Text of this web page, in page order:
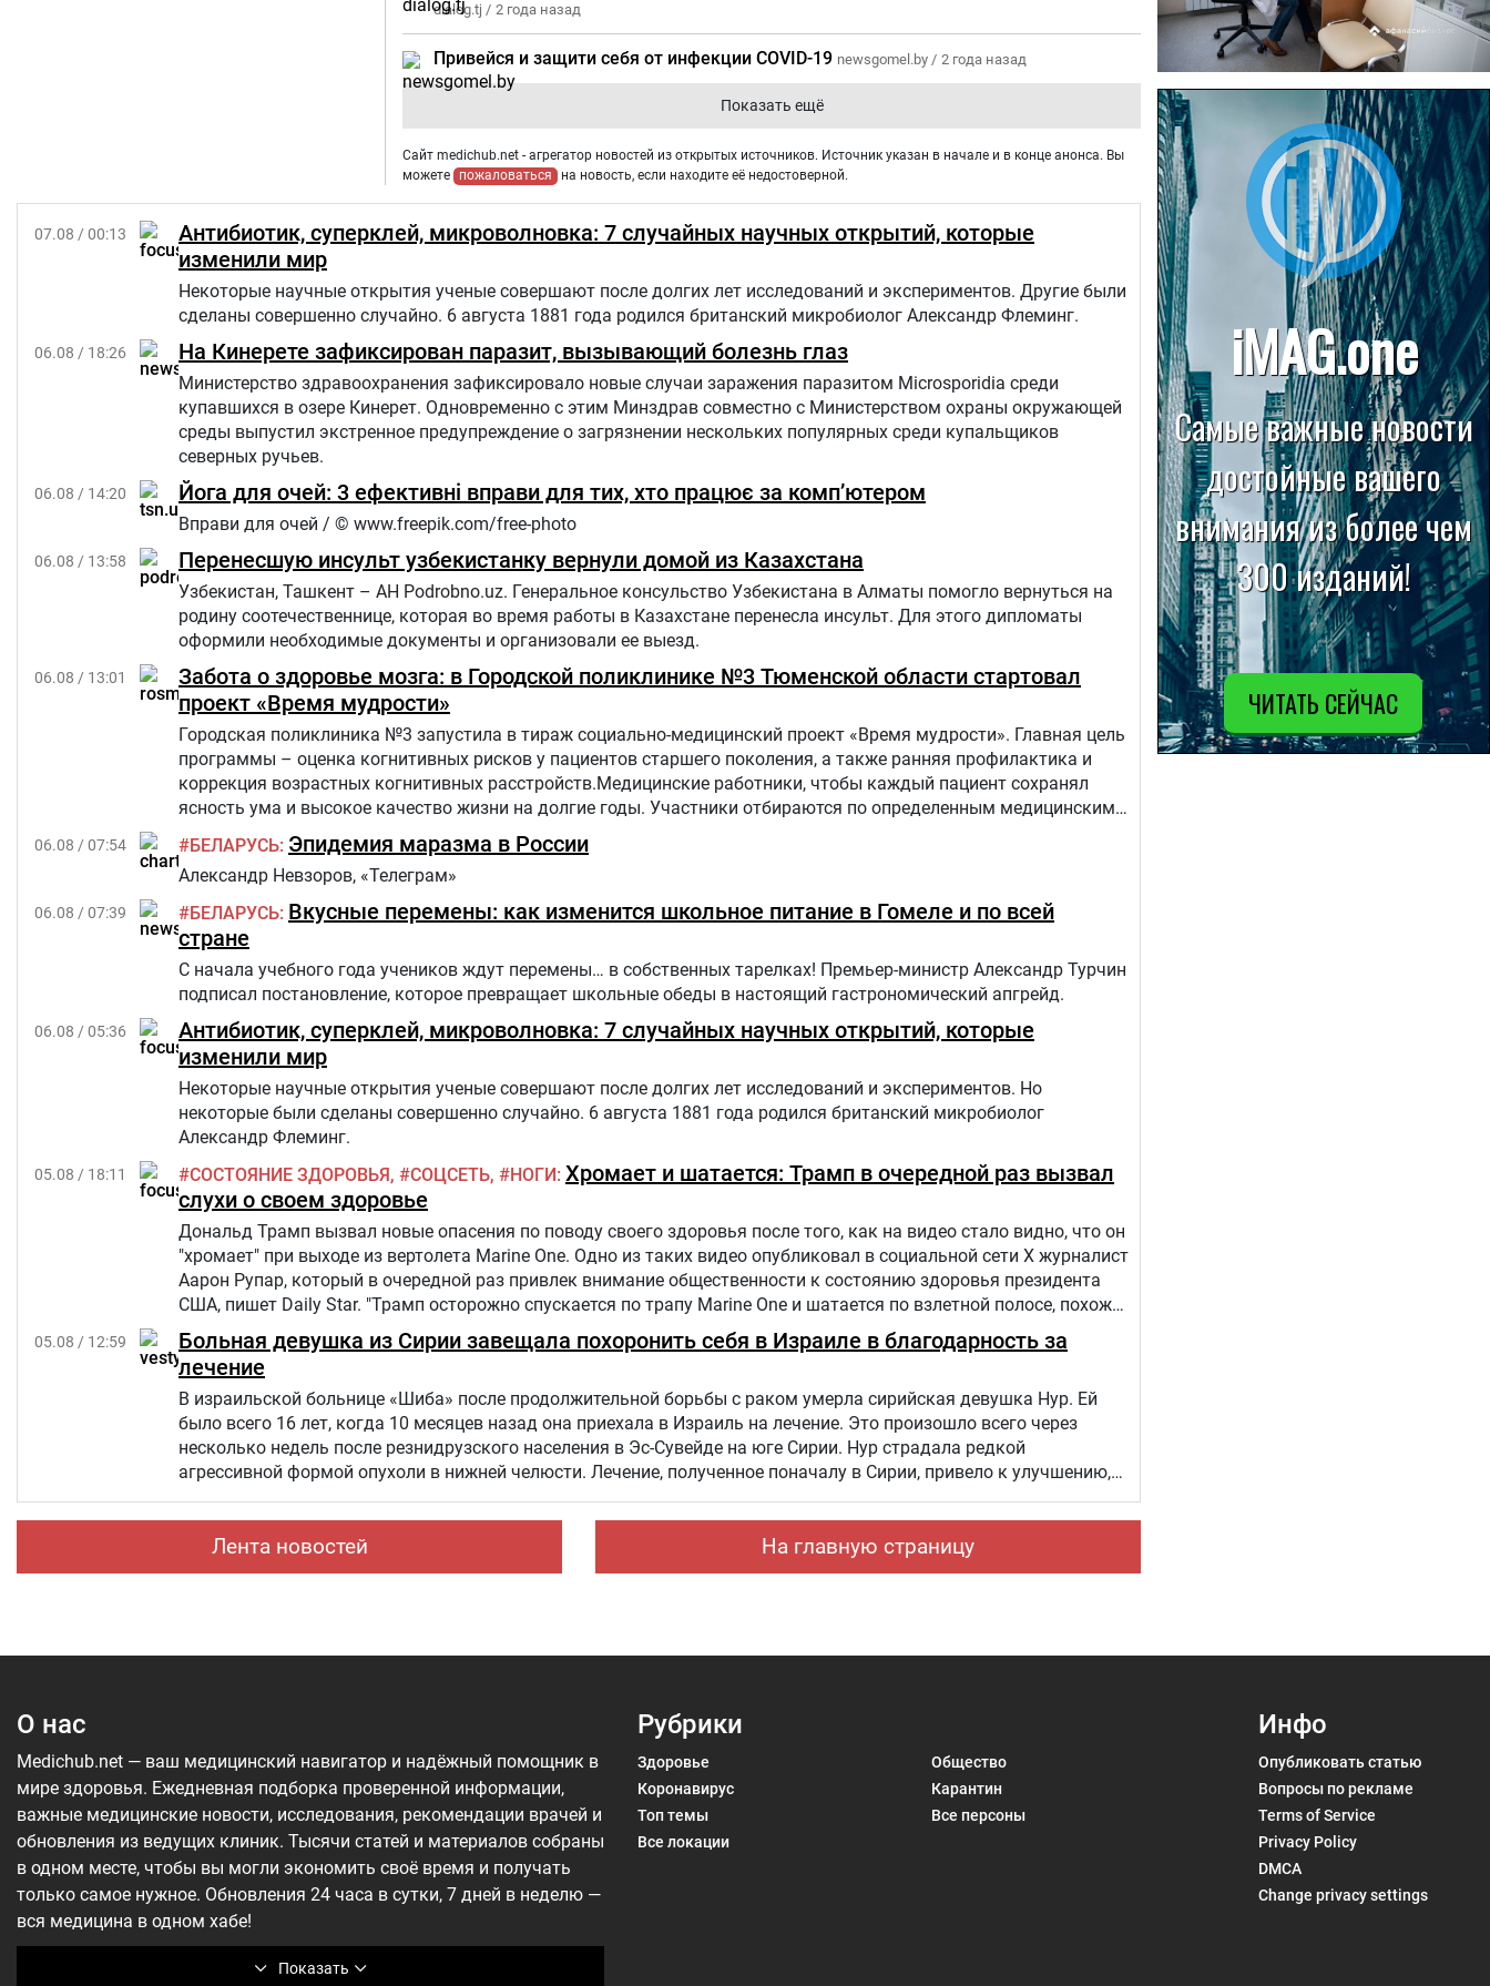
dialog.tj / 2 года назад
Привейся и защити себя от инфекции COVID-19 newsgomel.by / 2 года назад
Показать ещё
Сайт medichub.net - агрегатор новостей из открытых источников. Источник указан в начале и в конце анонса. Вы
можете
пожаловаться на новость, если находите её недостоверной.
07.08 / 00:13
Антибиотик, суперклей, микроволновка: 7 случайных научных открытий, которые
изменили мир
Некоторые научные открытия ученые совершают после долгих лет исследований и экспериментов. Другие были
сделаны совершенно случайно. 6 августа 1881 года родился британский микробиолог Александр Флеминг.
06.08 / 18:26 На Кинерете зафиксирован паразит, вызывающий болезнь глаз
Министерство здравоохранения зафиксировало новые случаи заражения паразитом Microsporidia среди
купавшихся в озере Кинерет. Одновременно с этим Минздрав совместно с Министерством охраны окружающей
среды выпустил экстренное предупреждение о загрязнении нескольких популярных среди купальщиков
северных ручьев.
06.08 / 14:20 Йога для очей: 3 ефективні вправи для тих, хто працює за комп’ютером
Вправи для очей / © www.freepik.com/free-photo
06.08 / 13:58 Перенесшую инсульт узбекистанку вернули домой из Казахстана
Узбекистан, Ташкент – АН Podrobno.uz. Генеральное консульство Узбекистана в Алматы помогло вернуться на
родину соотечественнице, которая во время работы в Казахстане перенесла инсульт. Для этого дипломаты
оформили необходимые документы и организовали ее выезд.
06.08 / 13:01
Забота о здоровье мозга: в Городской поликлинике №3 Тюменской области стартовал
проект «Время мудрости»
Городская поликлиника №3 запустила в тираж социально-медицинский проект «Время мудрости». Главная цель
программы – оценка когнитивных рисков у пациентов старшего поколения, а также ранняя профилактика и
коррекция возрастных когнитивных расстройств.Медицинские работники, чтобы каждый пациент сохранял
ясность ума и высокое качество жизни на долгие годы. Участники отбираются по определенным медицинским
критериям из числа прикрепленного к поликлинике населения.Путь в проекте состоит из трех этапов:1.
06.08 / 07:54 БЕЛАРУСЬ Эпидемия маразма в России
Александр Невзоров, «Телеграм»
06.08 / 07:39 БЕЛАРУСЬ Вкусные перемены: как изменится школьное питание в Гомеле и по всей
стране
С начала учебного года учеников ждут перемены… в собственных тарелках! Премьер-министр Александр Турчин
подписал постановление, которое превращает школьные обеды в настоящий гастрономический апгрейд.
06.08 / 05:36
Антибиотик, суперклей, микроволновка: 7 случайных научных открытий, которые
изменили мир
Некоторые научные открытия ученые совершают после долгих лет исследований и экспериментов. Но
некоторые были сделаны совершенно случайно. 6 августа 1881 года родился британский микробиолог
Александр Флеминг.
05.08 / 18:11 СОСТОЯНИЕ ЗДОРОВЬЯ СОЦСЕТЬ НОГИ Хромает и шатается: Трамп в очередной раз вызвал
слухи о своем здоровье
Дональд Трамп вызвал новые опасения по поводу своего здоровья после того, как на видео стало видно, что он
"хромает" при выходе из вертолета Marine One. Одно из таких видео опубликовал в социальной сети Х журналист
Аарон Рупар, который в очередной раз привлек внимание общественности к состоянию здоровья президента
США, пишет Daily Star. "Трамп осторожно спускается по трапу Marine One и шатается по взлетной полосе, похоже,
слегка прихрамывая", — написал журналист.
05.08 / 12:59
Больная девушка из Сирии завещала похоронить себя в Израиле в благодарность за
лечение
В израильской больнице «Шиба» после продолжительной борьбы с раком умерла сирийская девушка Нур. Ей
было всего 16 лет, когда 10 месяцев назад она приехала в Израиль на лечение. Это произошло всего через
несколько недель после резнидрузского населения в Эс-Сувейде на юге Сирии. Нур страдала редкой
агрессивной формой опухоли в нижней челюсти. Лечение, полученное поначалу в Сирии, привело к улучшению,
но позже произошел рецидив болезни. Нур попала на лечение в «Шибу» в рамках гуманитарного проекта
«Шевет-ахим» («Кровные братья).
Лента новостей На главную страницу
22.07.2026
Больница в Спирово работает
без рентгеновского кабинета
О нас
Показать
Medichub.net — ваш медицинский навигатор и надёжный помощник в
мире здоровья. Ежедневная подборка проверенной информации,
важные медицинские новости, исследования, рекомендации врачей и
обновления из ведущих клиник. Тысячи статей и материалов собраны
в одном месте, чтобы вы могли экономить своё время и получать
только самое нужное. Обновления 24 часа в сутки, 7 дней в неделю —
вся медицина в одном хабе!
Рубрики
Здоровье
Общество
Коронавирус
Карантин
Топ темы
Все персоны
Все локации
Инфо
Опубликовать статью
Вопросы по рекламе
Terms of Service
Privacy Policy
DMCA
Change privacy settings